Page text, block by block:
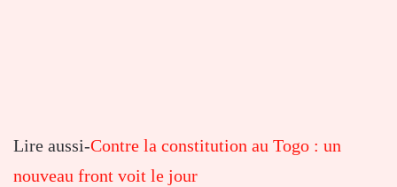
Lire aussi-Contre la constitution au Togo : un
nouveau front voit le jour